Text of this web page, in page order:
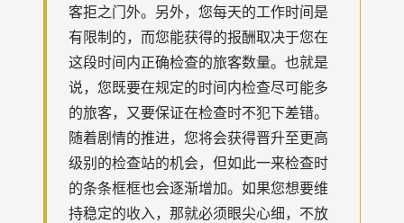
客拒之门外。另外，您每天的工作时间是
有限制的，而您能获得的报酬取决于您在
这段时间内正确检查的旅客数量。也就是
说，您既要在规定的时间内检查尽可能多
的旅客，又要保证在检查时不犯下差错。
随着剧情的推进，您将会获得晋升至更高
级别的检查站的机会，但如此一来检查时
的条条框框也会逐渐增加。如果您想要维
持稳定的收入，那就必须眼尖心细，不放